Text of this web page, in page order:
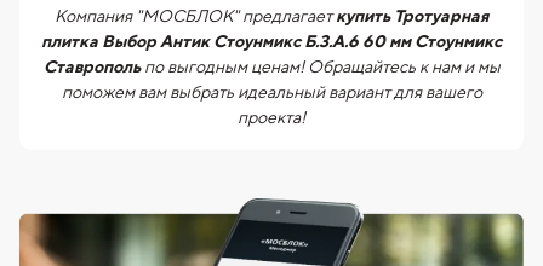
Компания "МОСБЛОК" предлагаеткупить Тротуарная
плитка Выбор Антик Стоунмикс Б.3.А.6 60 мм Стоунмикс
Ставропольпо выгодным ценам! Обращайтесь к нам и мы
поможем вам выбрать идеальный вариант для вашего
проекта!